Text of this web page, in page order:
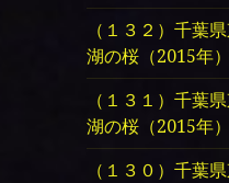
（１３２）千葉
湖の桜（2015年）
（１３１）千葉
湖の桜（2015年）
（１３０）千葉